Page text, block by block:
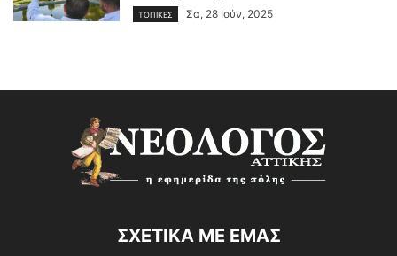
ΤΟΠΙΚΕΣ Σα, 28 Ιούν, 2025
ΣΧΕΤΙΚΑ ΜΕ ΕΜΑΣ